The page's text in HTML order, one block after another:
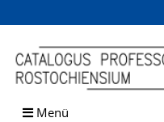
Browsen
direkt zum Inhalt
Menü